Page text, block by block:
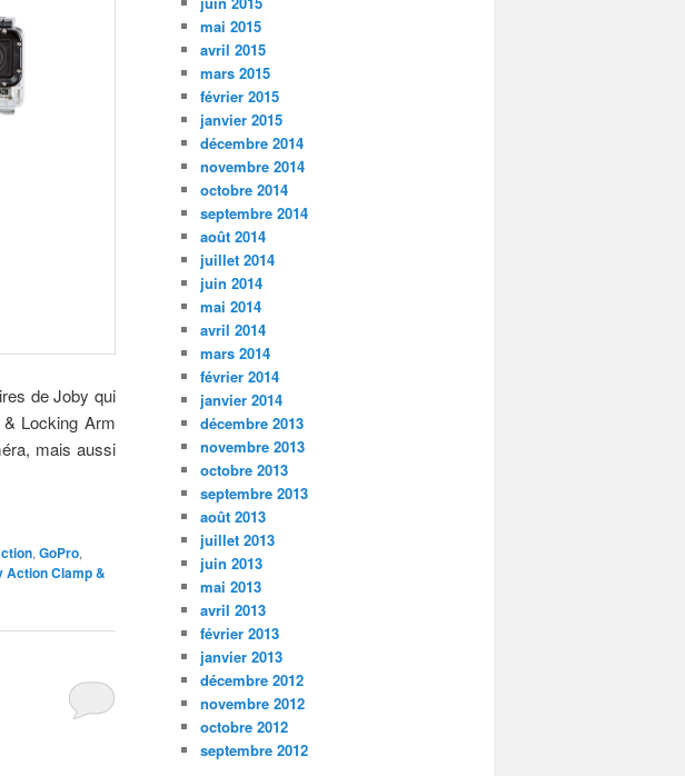
de Joby qui
Locking Arm
mais aussi
, GoPro,
Action Clamp &
mai 2015
avril 2015
mars 2015
février 2015
janvier 2015
décembre 2014
novembre 2014
octobre 2014
septembre 2014
août 2014
juillet 2014
juin 2014
mai 2014
avril 2014
mars 2014
février 2014
janvier 2014
décembre 2013
novembre 2013
octobre 2013
septembre 2013
août 2013
juillet 2013
juin 2013
mai 2013
avril 2013
février 2013
janvier 2013
décembre 2012
novembre 2012
octobre 2012
septembre 2012